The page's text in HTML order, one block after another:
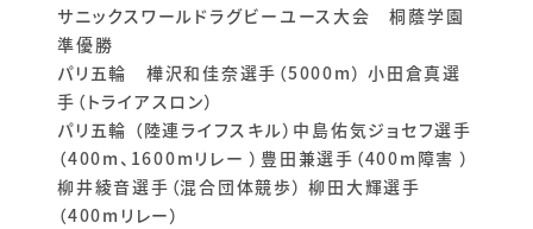
サニックスワールドラグビーユース大会 桐蔭学園
準優勝
パリ五輪 樺沢和佳奈選手（5000m） 小田倉真選
手（トライアスロン）
パリ五輪 （陸連ライフスキル）中島佑気ジョセフ選手
（400m、1600mリレー ）豊田兼選手（400m障害 ）
柳井綾音選手（混合団体競歩） 柳田大輝選手
（400mリレー）